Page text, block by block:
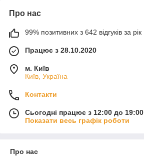
Про нас
99% позитивних з 642 відгуків за рік
Працює з 28.10.2020
м. Київ
Київ, Україна
Контакти
Сьогодні працює з 12:00 до 19:00
Показати весь графік роботи
Про нас